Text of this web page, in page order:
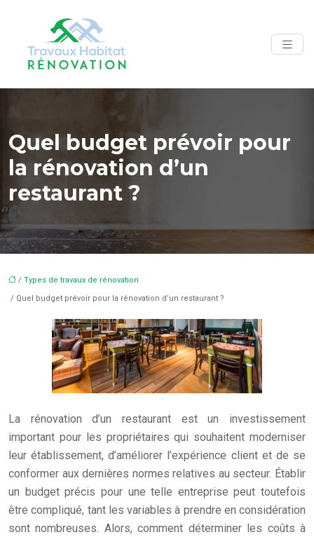
Quel budget prévoir pour
la rénovation d’un
restaurant ?
/ Types de travaux de rénovation
/ Quel budget prévoir pour la rénovation d’un restaurant ?
La rénovation d’un restaurant est un investissement
important pour les propriétaires qui souhaitent moderniser
leur établissement, d’améliorer l’expérience client et de se
conformer aux dernières normes relatives au secteur. Établir
un budget précis pour une telle entreprise peut toutefois
être compliqué, tant les variables à prendre en considération
sont nombreuses. Alors, comment déterminer les coûts à